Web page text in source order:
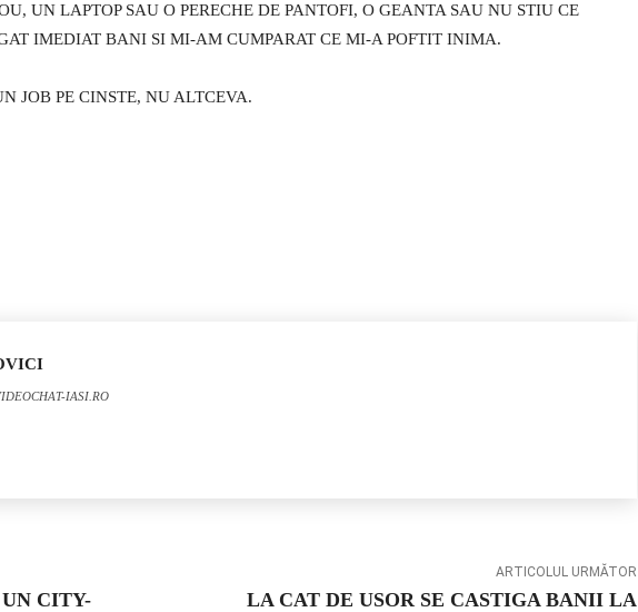
UN LAPTOP SAU O PERECHE DE PANTOFI, O GEANTA SAU NU STIU CE
IMEDIAT BANI SI MI-AM CUMPARAT CE MI-A POFTIT INIMA.
JOB PE CINSTE, NU ALTCEVA.
IASI.RO
CITY-
ARTICOLUL URMĂTOR
LA CAT DE USOR SE CASTIGA BANII LA